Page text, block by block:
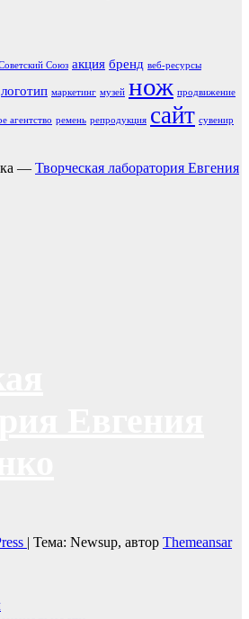
Союз акция бренд веб-ресурсы
логотип маркетинг музей нож продвижение
агентство ремень репродукция сайт сувенир
— Творческая лаборатория Евгения
| Тема: Newsup, автор Themeansar